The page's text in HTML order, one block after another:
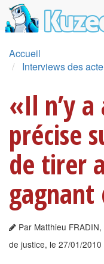
Accueil
Interviews des
«Il n’y
précise
de tirer
gagnant
Par Matthieu
de justice, le 27/01/2010